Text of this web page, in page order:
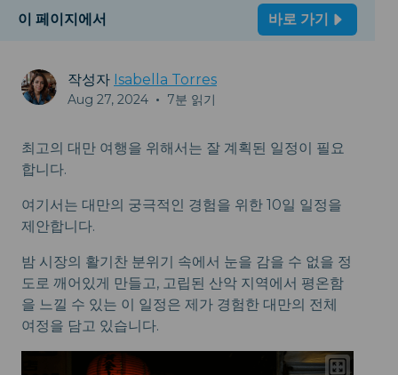
이 페이지에서 바로 가기
작성자 Isabella Torres
Aug 27, 2024 • 7분 읽기
최고의 대만 여행을 위해서는 잘 계획된 일정이 필요
합니다.
여기서는 대만의 궁극적인 경험을 위한 10일 일정을
제안합니다.
밤 시장의 활기찬 분위기 속에서 눈을 감을 수 없을 정
도로 깨어있게 만들고, 고립된 산악 지역에서 평온함
을 느낄 수 있는 이 일정은 제가 경험한 대만의 전체
여정을 담고 있습니다.